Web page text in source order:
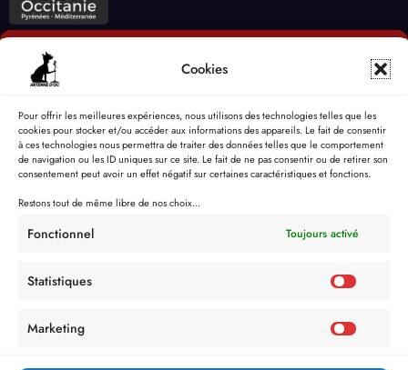
Cookies
Pour offrir les meilleures expériences, nous utilisons des technologies telles que les
cookies pour stocker et/ou accéder aux informations des appareils. Le fait de consentir
à ces technologies nous permettra de traiter des données telles que le comportement
de navigation ou les ID uniques sur ce site. Le fait de ne pas consentir ou de retirer son
consentement peut avoir un effet négatif sur certaines caractéristiques et fonctions.
Restons tout de même libre de nos choix...
Fonctionnel Toujours activé
Statistiques
Marketing